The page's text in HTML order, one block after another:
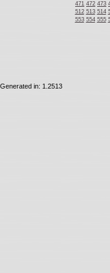
471 472 473
512 513 514
553 554 555
Generated in: 1.2513